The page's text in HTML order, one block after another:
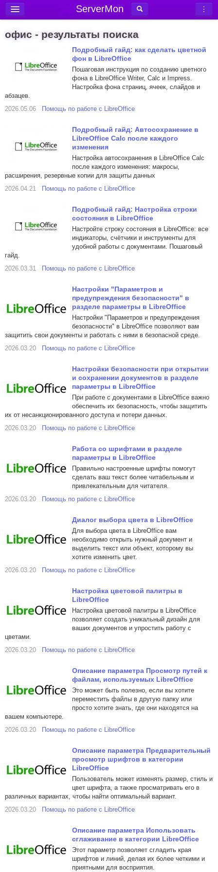
ServerMon
Форум
офис - результаты поиска
Подробный гайд: как сделать цветной
фон в LibreOffice
Пошаговая инструкция по созданию цветного
фона в LibreOffice Writer, Calc и Impress.
Настройка фона страниц, ячеек, слайдов и
абзацев.
2026.05.06
Помощь по работе с LibreOffice
Подробный гайд: Автосохранение в
LibreOffice Calc после каждого
изменения
Настройка автосохранения в LibreOffice Calc
после каждого изменения: макросы,
расширения, резервные копии для защиты данных
2026.04.21
Помощь по работе с LibreOffice
Подробный гайд: Настройка строки
состояния в LibreOffice
Настройте строку состояния в LibreOffice: все
индикаторы, счётчики и инструменты для
удобной работы с документами. Пошаговый
гайд.
2026.03.31
Помощь по работе с LibreOffice
Настройки "Параметров и
предупреждения безопасности" в
разделе параметры в LibreOffice
Настройки "Параметров и предупреждения
безопасности" в LibreOffice позволяют вам
защитить свои документы и работать с ними в безопасной среде.
2026.03.20
Помощь по работе с LibreOffice
Настройки безопасности при открытии
и сохранении документов в разделе
параметры в LibreOffice
При работе с документами в LibreOffice важно
обеспечить их безопасность, чтобы защитить
их от несанкционированного доступа и потери данных.
2026.03.20
Помощь по работе с LibreOffice
Работа со шрифтами в разделе
параметры в LibreOffice
Правильно настроенные шрифты помогут
сделать ваш текст более читабельным и
привлекательным для читателя.
2026.03.20
Помощь по работе с LibreOffice
Диалог выбора цвета в LibreOffice
Для выбора цвета в LibreOffice вам
необходимо открыть нужный документ и
выделить текст или объект, которому вы
хотите изменить цвет.
2026.03.20
Помощь по работе с LibreOffice
Настройка цветовой палитры в
LibreOffice
Настройка цветовой палитры в LibreOffice
позволяет создать уникальный дизайн для
ваших документов и упростить работу с
цветами.
2026.03.20
Помощь по работе с LibreOffice
Описание параметра Просмотр путей к
файлам, используемых LibreOffice
Это может быть полезно, если вы хотите
переместить файлы в другую папку или
просто хотите знать, где они находятся на
вашем компьютере.
2026.03.20
Помощь по работе с LibreOffice
Описание параметра Предварительный
просмотр шрифтов в категории
LibreOffice
Пользователь может изменять размер, стиль и
цвет шрифта, а также просматривать его в
различных вариантах, чтобы найти оптимальный вариант.
2026.03.20
Помощь по работе с LibreOffice
Описание параметра Использовать
сглаживание в категории LibreOffice
Этот параметр позволяет сгладить края
шрифтов и линий, делая их более четкими и
приятными для восприятия.